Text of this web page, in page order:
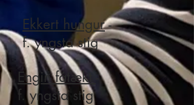
Ekkert hungur-
f. yngsta stig
Engin fátækt -
f. yngsta stig